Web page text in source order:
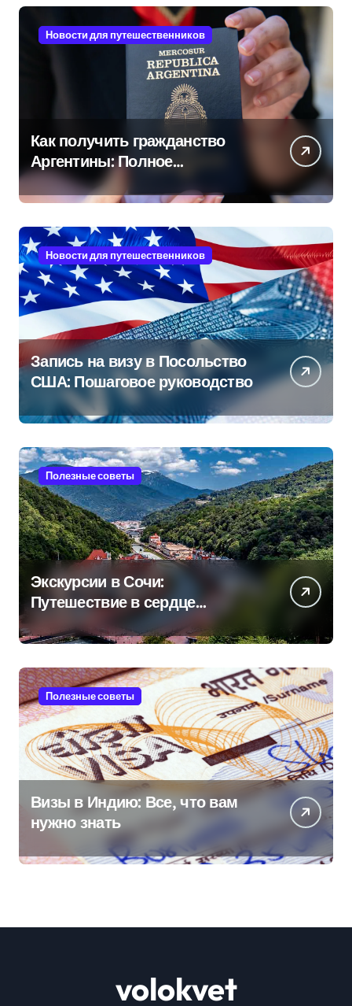
Новости для путешественников
Как получить гражданство
Аргентины: Полное
руководство
Новости для путешественников
Запись на визу в Посольство
США: Пошаговое руководство
Полезные советы
Экскурсии в Сочи:
Путешествие в сердце
Черноморского курорта
Полезные советы
Визы в Индию: Все, что вам
нужно знать
volokvet